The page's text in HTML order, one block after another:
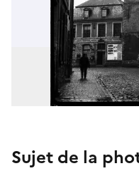
Sujet de la